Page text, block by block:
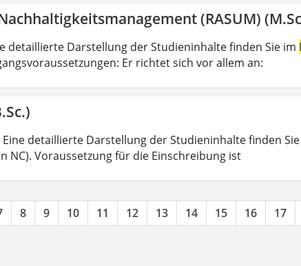
(RASUM)
detaillierte Darstellung der Studieninhalte finden Sie im
Er richtet sich vor allem an:
detaillierte Darstellung der Studieninhalte finden
NC). Voraussetzung für die Einschreibung ist
8 9 10 11 12 13 14 15 16 17